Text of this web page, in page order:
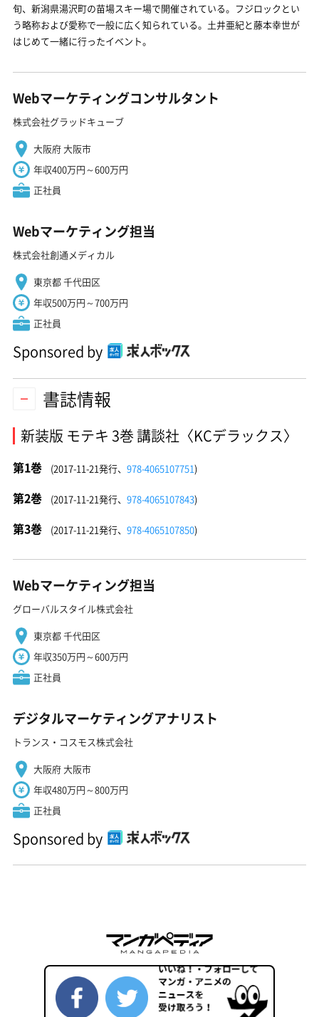
旬、新潟県湯沢町の苗場スキー場で開催されている。フジロックとい
う略称および愛称で一般に広く知られている。土井亜紀と藤本幸世が
はじめて一緒に行ったイベント。
Webマーケティングコンサルタント
株式会社グラッドキューブ
大阪府 大阪市
年収400万円～600万円
正社員
Webマーケティング担当
株式会社創通メディカル
東京都 千代田区
年収500万円～700万円
正社員
Sponsored by
書誌情報
新装版 モテキ 3巻 講談社〈KCデラックス〉
第1巻 (2017-11-21発行、 978-4065107751)
第2巻 (2017-11-21発行、 978-4065107843)
第3巻 (2017-11-21発行、 978-4065107850)
Webマーケティング担当
グローバルスタイル株式会社
東京都 千代田区
年収350万円～600万円
正社員
デジタルマーケティングアナリスト
トランス・コスモス株式会社
大阪府 大阪市
年収480万円～800万円
正社員
Sponsored by